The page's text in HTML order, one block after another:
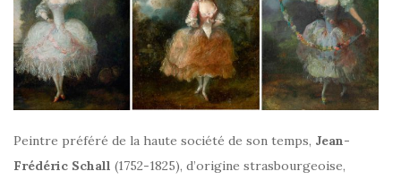
Peintre préféré de la haute société de son temps, Jean-
Frédéric Schall (1752-1825), d’origine strasbourgeoise,